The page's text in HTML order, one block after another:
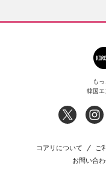
も
韓国エ
コアリについて ご
お問い合